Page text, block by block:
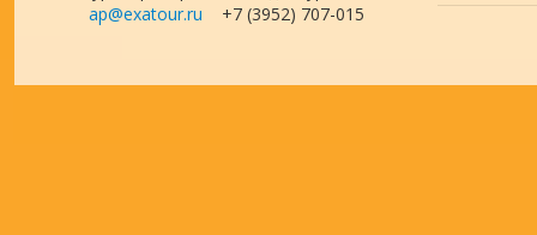
ap@exatour.ru +7 (3952) 707-015